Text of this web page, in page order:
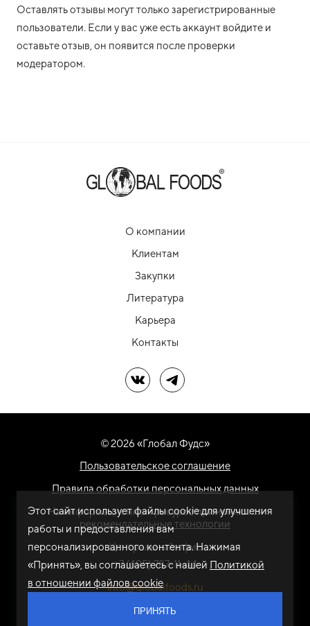
Оставлять отзывы могут только зарегистрированные
пользователи. Если у вас уже есть аккаунт войдите и
оставьте отзыв, он появится после проверки
модератором.
О компании
Клиентам
Закупки
Литература
Карьера
Контакты
Мы в ВКМы в Telegram
© 2026 «Глобал Фудс»
Пользовательское соглашение
Правила обработки персональных данных
На информационном ресурсе применяются
рекомендательные технологии
Центральный офис
+7 (495) 787-11-44
info@globalfoods.ru
Этот сайт использует файлы cookie для улучшения
работы и предоставления вам
персонализированного контента. Нажимая
«Принять», вы соглашаетесь с нашей Политикой
в отношении файлов cookie
ПРИНЯТЬ